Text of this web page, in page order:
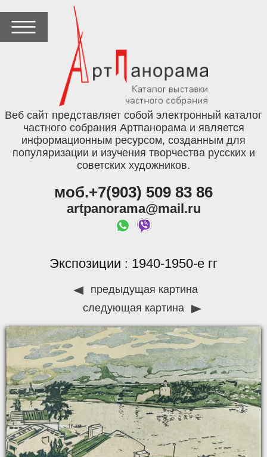
Веб сайт представляет собой электронный каталог
частного собрания Артпанорама и является
информационным ресурсом, созданным для
популяризации и изучения творчества русских и
советских художников.
моб.+7(903) 509 83 86
artpanorama@mail.ru
Экспозиции : 1940-1950-е гг
предыдущая картина
следующая картина